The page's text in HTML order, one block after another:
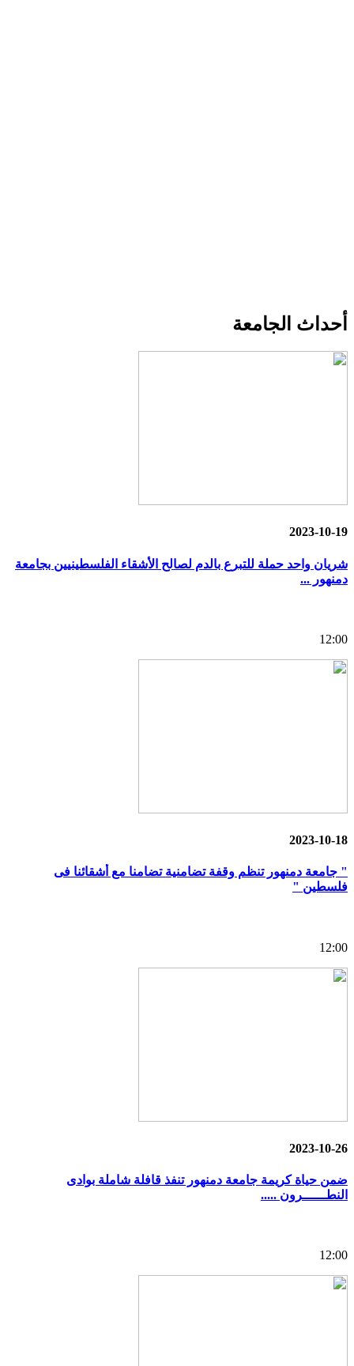
أحداث الجامعة
2023-10-19
شريان واحد حملة للتبرع بالدم لصالح الأشقاء الفلسطينيين بجامعة
دمنهور ...
12:00
2023-10-18
" جامعة دمنهور تنظم وقفة تضامنية تضامنا مع أشقائنا فى
فلسطين "
12:00
2023-10-26
ضمن حياة كريمة جامعة دمنهور تنفذ قافلة شاملة بوادى
النطــــــرون .....
12:00